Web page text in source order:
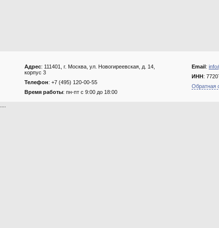
Адрес: 111401, г. Москва, ул. Новогиреевская, д. 14,
корпус 3
Телефон: +7 (495) 120-00-55
Время работы: пн-пт с 9:00 до 18:00
Email:
ИНН:
Обратная
....